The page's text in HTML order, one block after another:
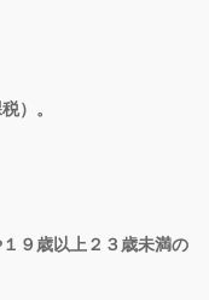
）。
９歳以上２３歳未満の